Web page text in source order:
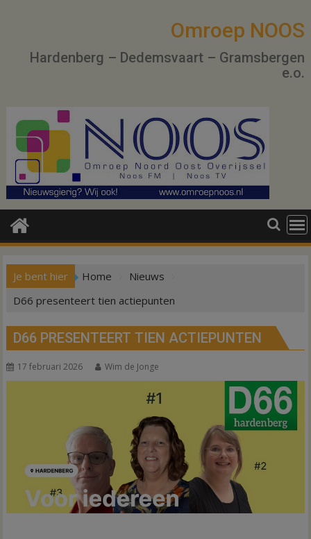
Omroep NOOS
Hardenberg – Dedemsvaart – Gramsbergen
e.o.
Je bent hier Home
Nieuws
D66 presenteert tien actiepunten
D66 PRESENTEERT TIEN ACTIEPUNTEN
17 februari 2026 Wim de Jonge